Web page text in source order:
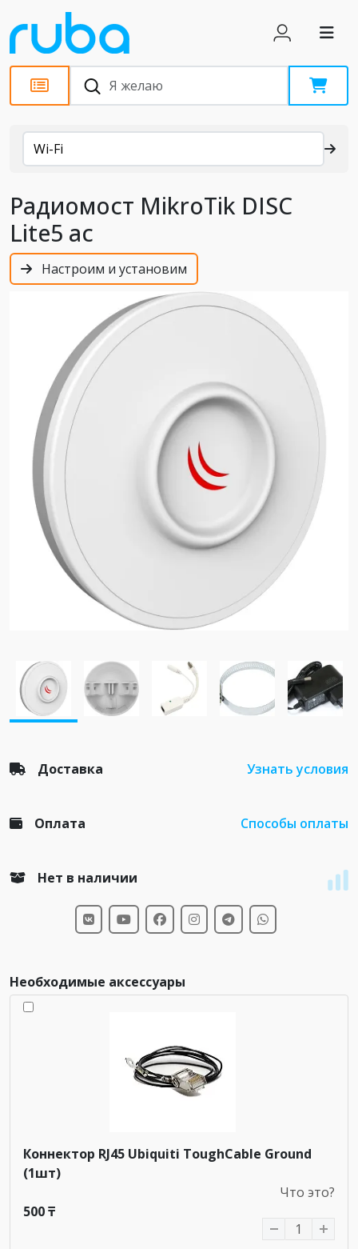
Каталог
Wi-Fi
Радиомост MikroTik DISC
Lite5 ac
Настроим и установим
Доставка Узнать условия
Оплата Способы оплаты
Нет в наличии
Необходимые аксессуары
Коннектор RJ45 Ubiquiti ToughCable Ground
(1шт)
Что это?
500 ₸